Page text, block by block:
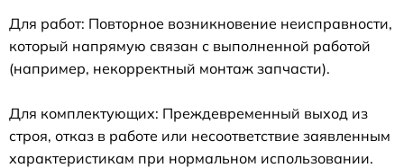
Для работ: Повторное возникновение неисправности,
который напрямую связан с выполненной работой
(например, некорректный монтаж запчасти).
Для комплектующих: Преждевременный выход из
строя, отказ в работе или несоответствие заявленным
характеристикам при нормальном использовании.